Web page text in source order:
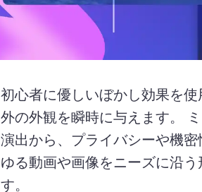
初心者に優しいぼかし効果を
外の外観を瞬時に与えます。
演出から、プライバシーや機
ゆる動画や画像をニーズに沿
す。